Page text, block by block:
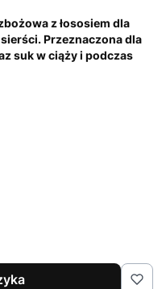
z łososiem dla
Przeznaczona dla
suk w ciąży i podczas